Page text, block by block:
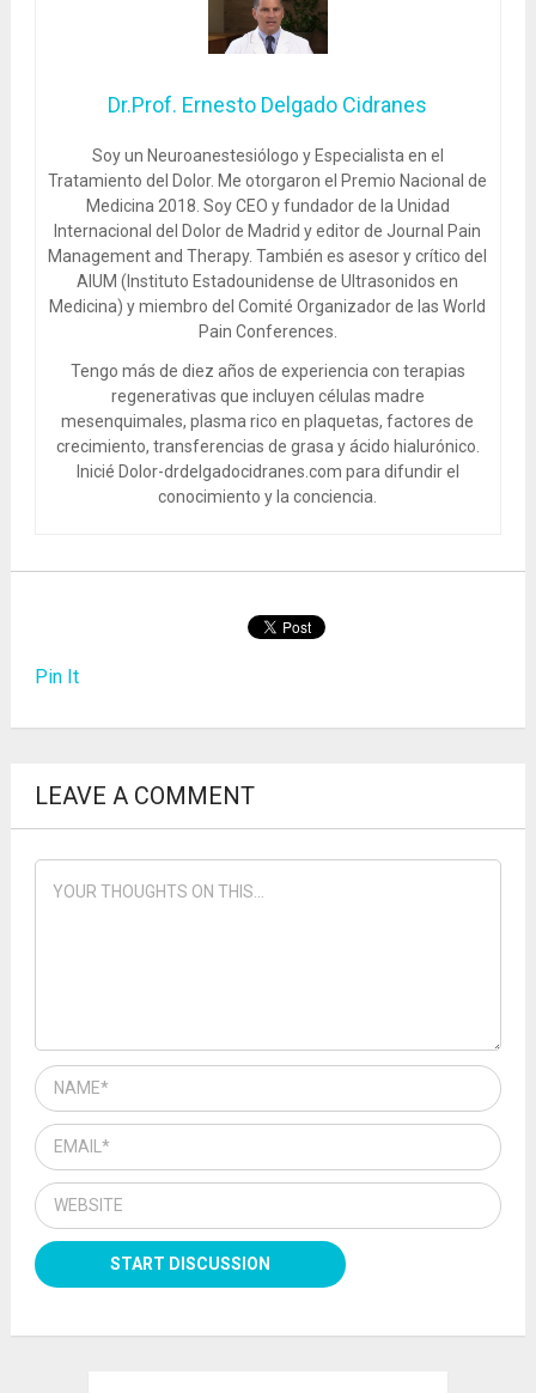
Dr.Prof. Ernesto Delgado Cidranes
Soy un Neuroanestesiólogo y Especialista en el
Tratamiento del Dolor. Me otorgaron el Premio Nacional de
Medicina 2018. Soy CEO y fundador de la Unidad
Internacional del Dolor de Madrid y editor de Journal Pain
Management and Therapy. También es asesor y crítico del
AIUM (Instituto Estadounidense de Ultrasonidos en
Medicina) y miembro del Comité Organizador de las World
Pain Conferences.
Tengo más de diez años de experiencia con terapias
regenerativas que incluyen células madre
mesenquimales, plasma rico en plaquetas, factores de
crecimiento, transferencias de grasa y ácido hialurónico.
Inicié Dolor-drdelgadocidranes.com para difundir el
conocimiento y la conciencia.
Pin It
LEAVE A COMMENT